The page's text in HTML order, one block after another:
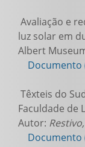
Avaliação e
luz solar em
Albert
Documento
Têxteis do
Faculdade de
Autor:
Documento